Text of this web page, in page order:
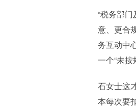
“税务部
意、更合
务互动中
一个“未按
石女士这
本每次要